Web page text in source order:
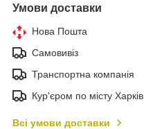
Умови доставки
Нова Пошта
Самовивіз
Транспортна компанія
Кур'єром по місту Харків
Всі умови доставки